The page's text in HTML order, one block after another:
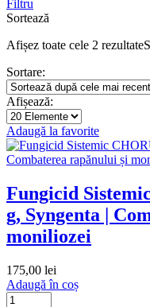
Filtru
Sortează
Afișez toate cele 2 rezultate
Sortare:
Afișează:
Adaugă la favorite
Fungicid
g, Syngenta |
moniliozei
175,00 lei
Adaugă în coș